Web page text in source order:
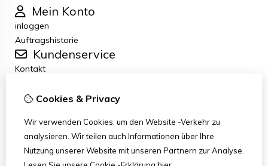
Mein Konto
inloggen
Auftragshistorie
Kundenservice
Kontakt
Allgemeine Geschäftsbedingungen
Disclaimer
Haftungsausschluss per E-Mail
Copyright
Cookies & Privacy
Wir verwenden Cookies, um den Website -Verkehr zu
analysieren. Wir teilen auch Informationen über Ihre
Nutzung unserer Website mit unseren Partnern zur Analyse.